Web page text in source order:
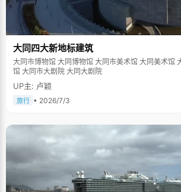
大同四大新地标建筑
大同市博物馆 大同博物馆 大同市美术馆 大同美术馆 大同市图书馆 大同图书
馆 大同市大剧院 大同大剧院
UP主: 卢颖
旅行 • 2026/7/3